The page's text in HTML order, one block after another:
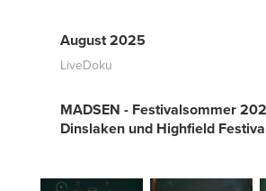
August 2025
LiveDoku
MADSEN - Festivalsommer
Dinslaken und Highfield